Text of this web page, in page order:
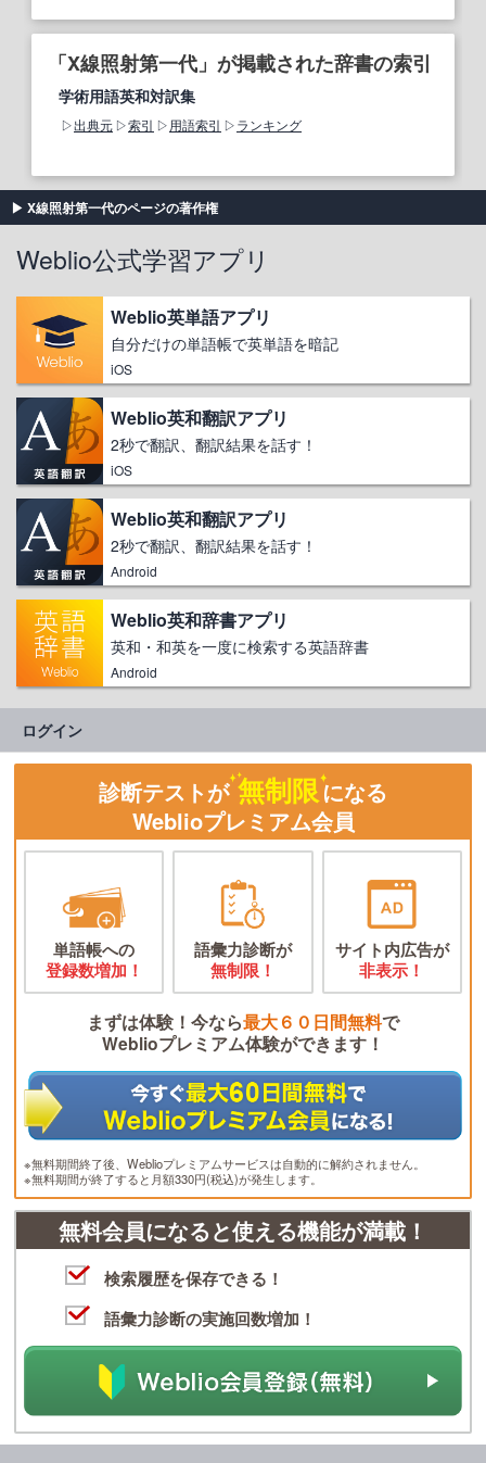
「X線照射第一代」が掲載された辞書の索引
学術用語英和対訳集
出典元 索引 用語索引 ランキング
X線照射第一代のページの著作権
Weblio公式学習アプリ
Weblio英単語アプリ
自分だけの単語帳で英単語を暗記
iOS
Weblio英和翻訳アプリ
2秒で翻訳、翻訳結果を話す！
iOS
Weblio英和翻訳アプリ
2秒で翻訳、翻訳結果を話す！
Android
Weblio英和辞書アプリ
英和・和英を一度に検索する英語辞書
Android
ログイン
診断テストが 無制限になる
Weblioプレミアム会員
単語帳への
登録数増加！
語彙力診断が
無制限！
サイト内広告が
非表示！
まずは体験！今なら最大６０日間無料で
Weblioプレミアム体験ができます！
※無料期間終了後、Weblioプレミアムサービスは自動的に解約されません。
※無料期間が終了すると月額330円(税込)が発生します。
無料会員になると使える機能が満載！
検索履歴を保存できる！
語彙力診断の実施回数増加！